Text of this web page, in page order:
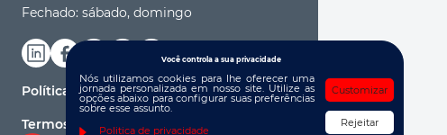
Fechado: sábado, domingo
Política de Privacidade
Termos de Uso
Você controla a sua privacidade
Nós utilizamos cookies para lhe oferecer uma
jornada personalizada em nosso site. Utilize as
opções abaixo para configurar suas preferências
sobre esse assunto.
Politica de privacidade
Customizar
Rejeitar